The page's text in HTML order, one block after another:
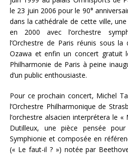
le 23 juin 2006 pour le 90°
dans la cathédrale de cette ville,
en 2000 avec l’orchestre
l’Orchestre de Paris réunis sous
Ozawa et enfin un concert gratuit
Philharmonie de Paris à peine
d’un public enthousiaste.
Pour ce prochain concert, Michel
l’Orchestre Philharmonique de
l’orchestre alsacien interprétera le
Dutilleux, une pièce pensée
Symphionie et composée en
(« Le faut-il ? ») notée par